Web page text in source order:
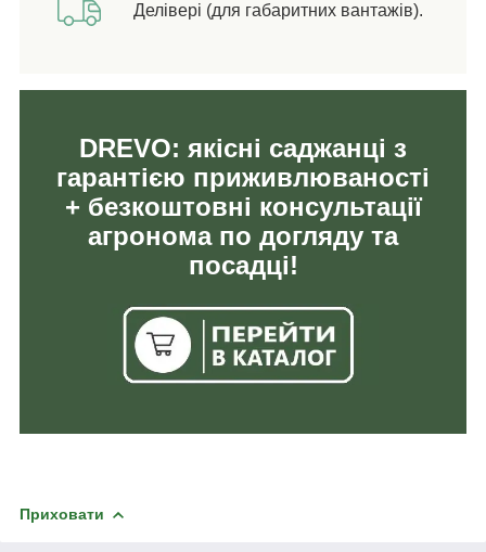
Делівері (для габаритних вантажів).
DREVO: якісні саджанці з
гарантією приживлюваності
+ безкоштовні консультації
агронома по догляду та
посадці!
Приховати